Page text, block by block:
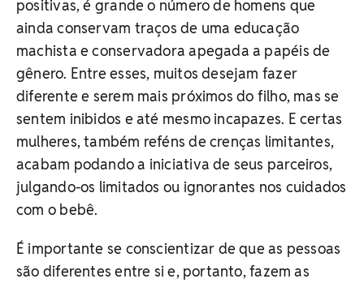
positivas, é grande o número de homens que
ainda conservam traços de uma educação
machista e conservadora apegada a papéis de
gênero. Entre esses, muitos desejam fazer
diferente e serem mais próximos do filho, mas se
sentem inibidos e até mesmo incapazes. E certas
mulheres, também reféns de crenças limitantes,
acabam podando a iniciativa de seus parceiros,
julgando-os limitados ou ignorantes nos cuidados
com o bebê.
É importante se conscientizar de que as pessoas
são diferentes entre si e, portanto, fazem as